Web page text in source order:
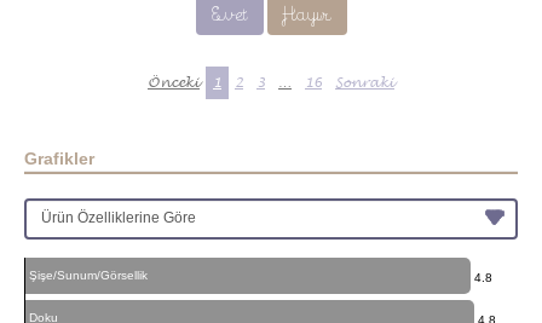
Evet Hayır
Önceki 1 2 3 … 16 Sonraki
Grafikler
Şişe/Sunum/Görsellik 4.8
Doku 4.8